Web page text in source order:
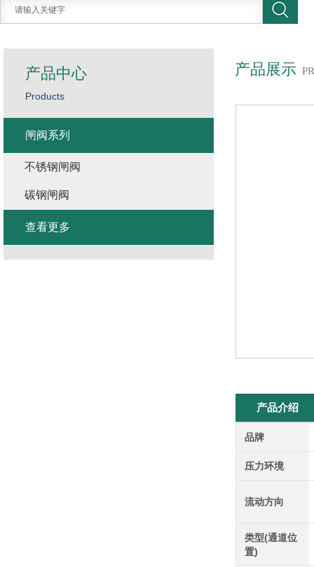
产品展示
产品介绍
品牌
压力环境
流动方向
类型(通道位
置)
产品中心
Products
闸阀系列
不锈钢闸阀
碳钢闸阀
查看更多